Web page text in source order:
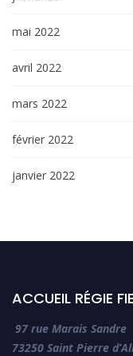
mai 2022
avril 2022
mars 2022
février 2022
janvier 2022
ACCUEIL RÉGIE
97 rue Marais Sandre
73250 Saint Pierre